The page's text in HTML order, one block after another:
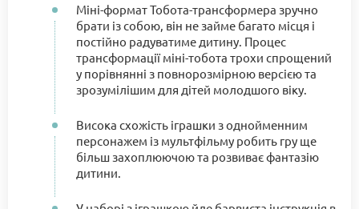
Міні-формат Тобота-трансформера зручно
брати із собою, він не займе багато місця і
постійно радуватиме дитину. Процес
трансформації міні-тобота трохи спрощений
у порівнянні з повнорозмірною версією та
зрозумілішим для дітей молодшого віку.
Висока схожість іграшки з однойменним
персонажем із мультфільму робить гру ще
більш захоплюючою та розвиває фантазію
дитини.